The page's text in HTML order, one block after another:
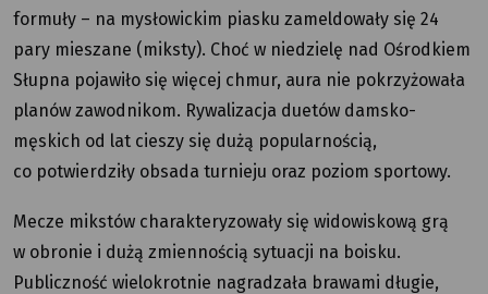
formuły – na mysłowickim piasku zameldowały się 24
pary mieszane (miksty). Choć w niedzielę nad Ośrodkiem
Słupna pojawiło się więcej chmur, aura nie pokrzyżowała
planów zawodnikom. Rywalizacja duetów damsko-
męskich od lat cieszy się dużą popularnością,
co potwierdziły obsada turnieju oraz poziom sportowy.
Mecze mikstów charakteryzowały się widowiskową grą
w obronie i dużą zmiennością sytuacji na boisku.
Publiczność wielokrotnie nagradzała brawami długie,